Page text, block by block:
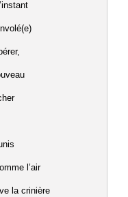
l’air
la crinière